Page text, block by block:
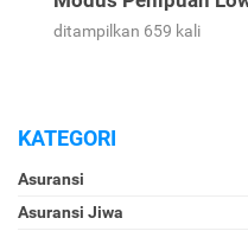
ditampilkan 659 kali
KATEGORI
Asuransi
Asuransi Jiwa